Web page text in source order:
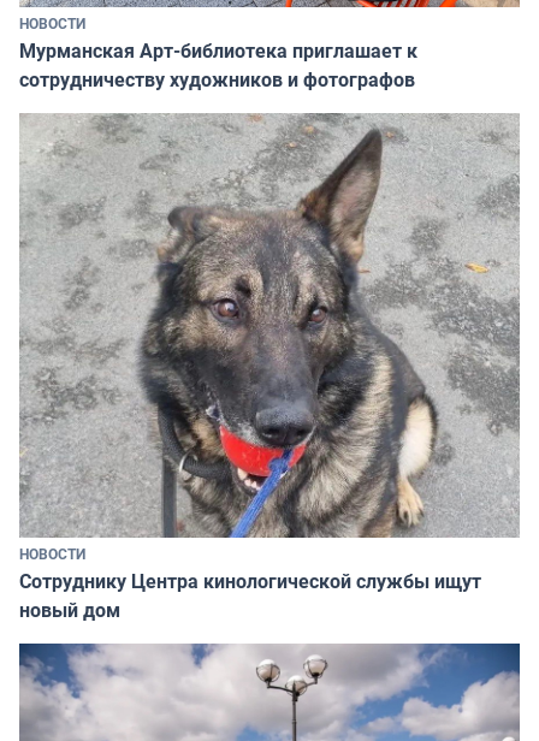
НОВОСТИ
Мурманская Арт-библиотека приглашает к
сотрудничеству художников и фотографов
НОВОСТИ
Сотруднику Центра кинологической службы ищут
новый дом